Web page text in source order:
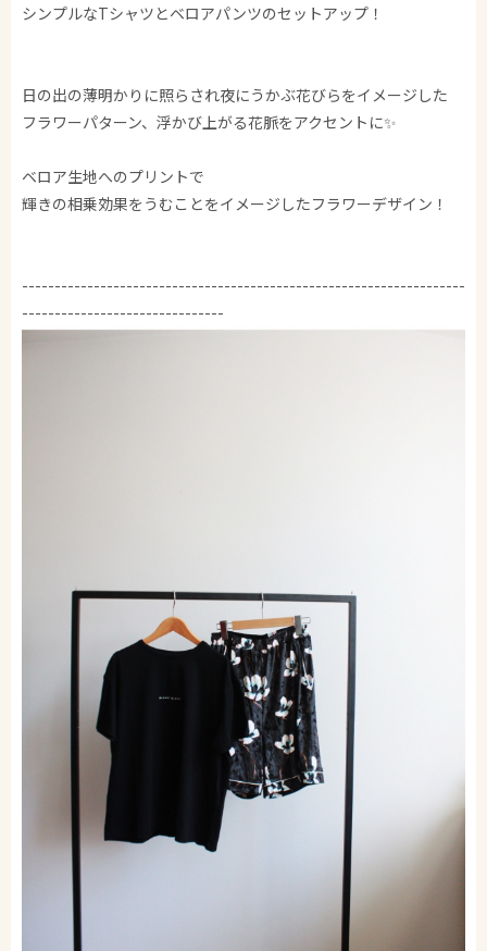
シンプルなTシャツとベロアパンツのセットアップ！
日の出の薄明かりに照らされ夜にうかぶ花びらをイメージした
フラワーパターン、浮かび上がる花脈をアクセントに✨
ベロア生地へのプリントで
輝きの相乗効果をうむことをイメージしたフラワーデザイン！
--------------------------------------------------------------------
-------------------------------